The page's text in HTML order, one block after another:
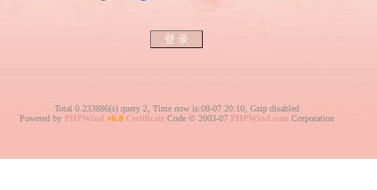
Total 0.233886(s) query 2, Time now is:08-07 20:10, Gzip disabled
Powered by PHPWind v6.0 Certificate Code © 2003-07 PHPWind.com Corporation